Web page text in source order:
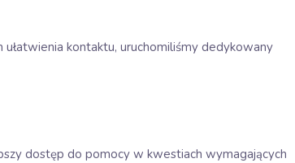
kontaktu, uruchomiliśmy dedykowany
dostęp do pomocy w kwestiach wymagających